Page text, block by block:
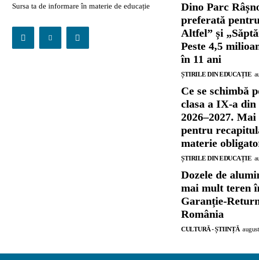
Sursa ta de informare în materie de educație
Dino Parc
preferată
Altfel” și
Peste 4,5
în 11 ani
ȘTIRILE DIN EDUCAȚIE
Ce se schimbă
clasa a IX-a
2026–2027.
pentru
materie
ȘTIRILE DIN EDUCAȚIE
Dozele de
mai mult teren
Garanție-
România
CULTURĂ - ȘTIINȚĂ